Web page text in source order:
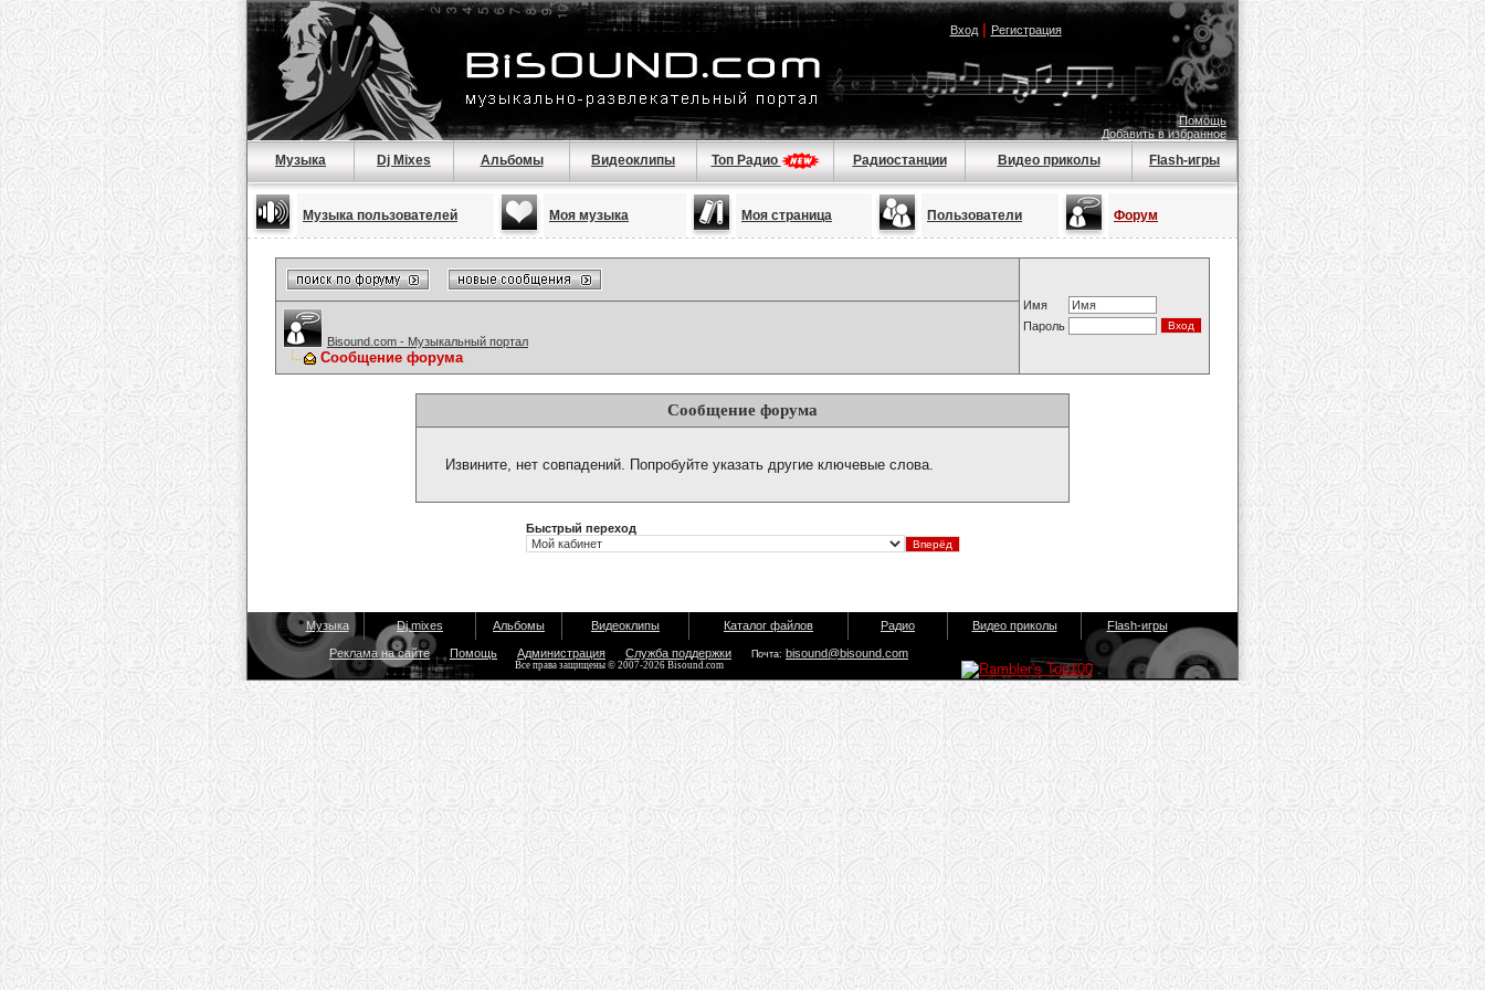
Вход| Регистрация
Помощь
Добавить в избранное
Музыка Dj Mixes Альбомы Видеоклипы Топ Радио Радиостанции Видео приколы Flash-игры
Музыка пользователей Моя музыка Моя страница Пользователи Форум
Имя
Пароль
Bisound.com - Музыкальный портал
Сообщение форума
Сообщение форума
Извините, нет совпадений. Попробуйте указать другие ключевые слова.
Быстрый переход
Музыка Dj mixes Альбомы Видеоклипы Каталог файлов Радио Видео приколы Flash-игры
Реклама на сайте Помощь Администрация Служба поддержки Почта: bisound@bisound.com
Все права защищены © 2007-2026 Bisound.com